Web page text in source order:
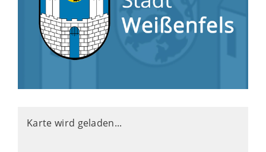
Karte wird geladen...